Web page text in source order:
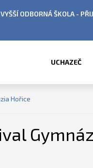
ÚŘEDNÍ HODINY V OBDOBÍ
UCHAZEČ
Hořice